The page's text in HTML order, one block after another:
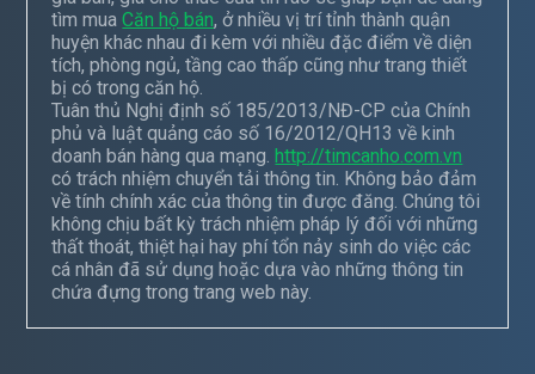
tìm muaCăn hộ bán, ở nhiều vị trí tỉnh thành quận
huyện khác nhau đi kèm với nhiều đặc điểm về diện
tích, phòng ngủ, tầng cao thấp cũng như trang thiết
bị có trong căn hộ.
Tuân thủ Nghị định số 185/2013/NĐ-CP của Chính
phủ và luật quảng cáo số 16/2012/QH13 về kinh
doanh bán hàng qua mạng.http://timcanho.com.vn
có trách nhiệm chuyển tải thông tin. Không bảo đảm
về tính chính xác của thông tin được đăng. Chúng tôi
không chịu bất kỳ trách nhiệm pháp lý đối với những
thất thoát, thiệt hại hay phí tổn nảy sinh do việc các
cá nhân đã sử dụng hoặc dựa vào những thông tin
chứa đựng trong trang web này.